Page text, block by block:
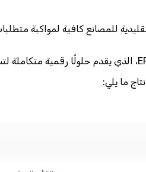
للمصانع كافية لمواكبة
ما يلي: